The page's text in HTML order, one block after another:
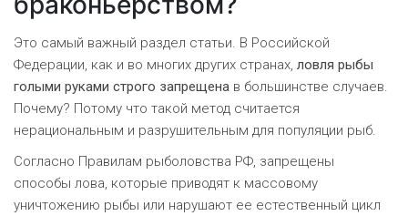
Это самый важный раздел статьи. В Российской
Федерации, как и во многих других странах, ловля рыбы
голыми руками строго запрещена в большинстве случаев.
Почему? Потому что такой метод считается
нерациональным и разрушительным для популяции рыб.
Согласно Правилам рыболовства РФ, запрещены
способы лова, которые приводят к массовому
уничтожению рыбы или нарушают ее естественный цикл